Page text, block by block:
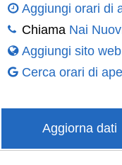
Aggiungi orari di
Chiama Nai
Aggiungi sito web
Cerca orari di
Aggiorna dati